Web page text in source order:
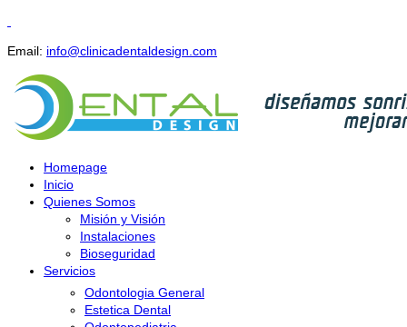
Email: info@clinicadentaldesign.com
Homepage
Inicio
Quienes Somos
Misión y Visión
Instalaciones
Bioseguridad
Servicios
Odontologia General
Estetica Dental